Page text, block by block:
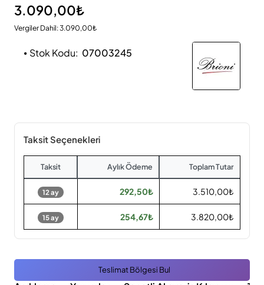
3.090,00₺
Vergiler Dahil: 3.090,00₺
Stok Kodu: 07003245
Taksit Seçenekleri
Taksit Aylık Ödeme Toplam Tutar
12 ay 292,50₺ 3.510,00₺
15 ay 254,67₺ 3.820,00₺
Teslimat Bölgesi Bul